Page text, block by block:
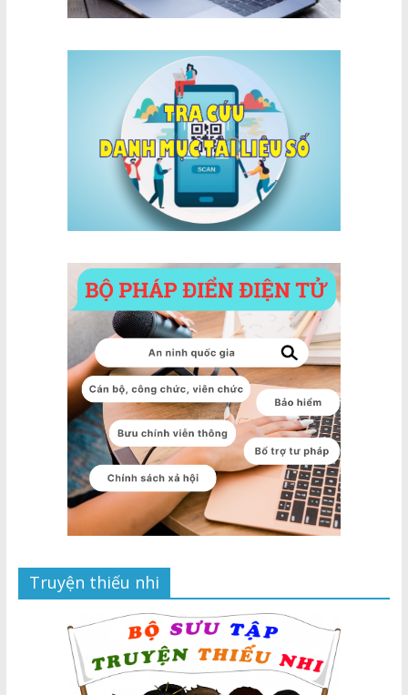
Truyện thiếu nhi